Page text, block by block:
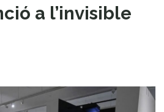
a l’invisible